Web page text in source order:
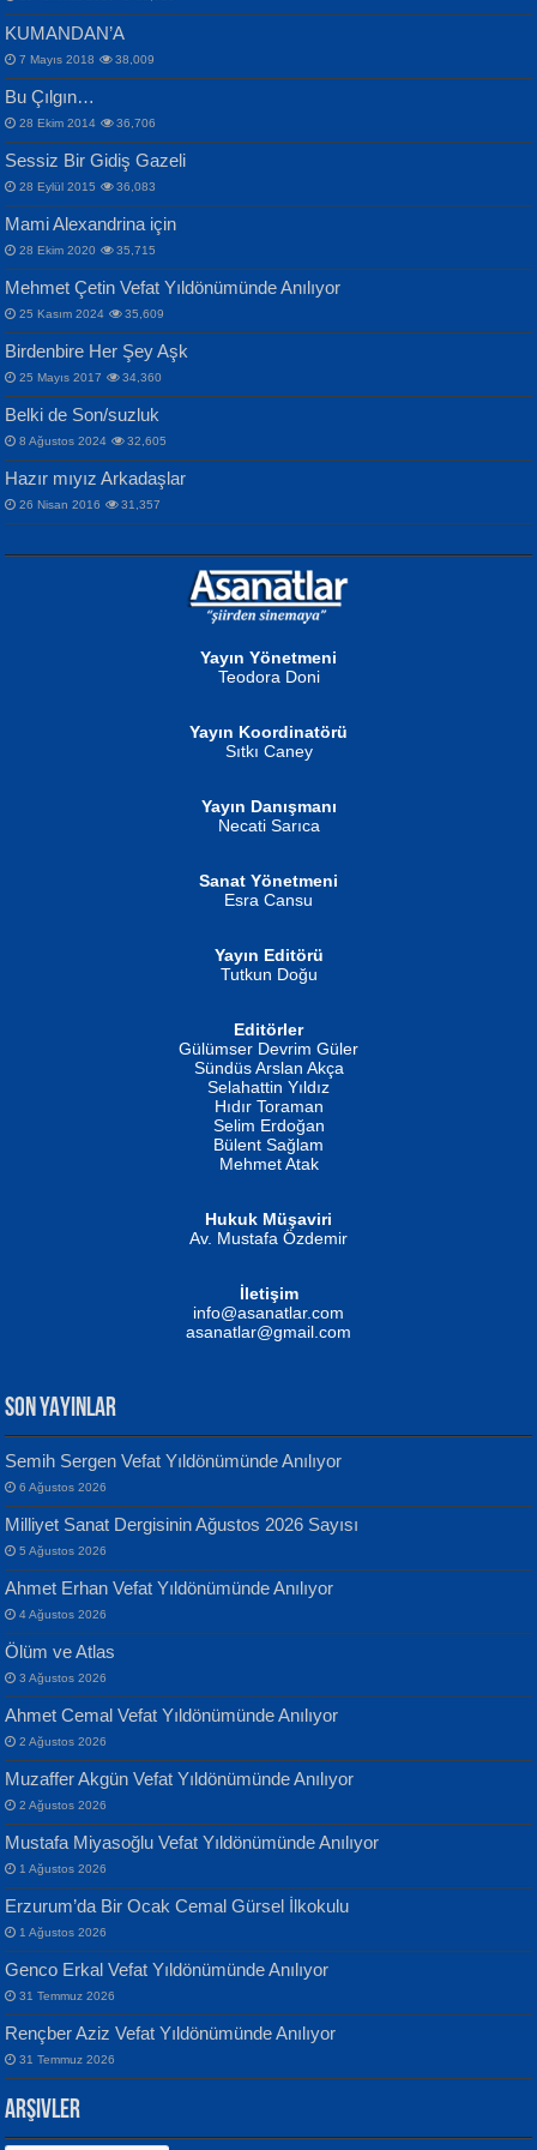
İPEK ACAR SERT
Gazze’nin Şecaati, Ümmetin İmtihanı...
MAHMUT GÜRBÜZ
İbrahim Olmak ve Bitirebilmek...
NURAN KÖSE BAYDAR
İSMAİL OKUTAN
Erkeklerin Kahrolması Ne Demektir
MUSTAFA KELOĞLU
Yarına İz Bırakmak...
ATİLLA ÖZEN
Sultan Olmadan Önce Eyüp...
EKREM KARABABA
Selahattin Yıldız
İdrakimle Üşürken...
Songül Özel
Mahzen...
Ben Deniz Değilim ki...
Evvel Zaman Tanrıçası...
Yılmaz Ekinci
Geceye Söylenen...
Banu Sancak
Defterimden İçeri...
İsmail Aydos
İnkisar...
ERDEM BAYAZIT
Sana, Bana, Vatanıma, Ülkemin
İnsanlarına Dair...
NAZIM HİKMET RAN
Bir Cezaevinde, Tecritteki Adamın
Mektupları...
KUMANDAN’A
7 Mayıs 2018 38,009
Bu Çılgın…
28 Ekim 2014 36,706
Sessiz Bir Gidiş Gazeli
28 Eylül 2015 36,083
Mami Alexandrina için
28 Ekim 2020 35,715
Mehmet Çetin Vefat Yıldönümünde Anılıyor
25 Kasım 2024 35,609
Birdenbire Her Şey Aşk
25 Mayıs 2017 34,360
Belki de Son/suzluk
8 Ağustos 2024 32,605
Hazır mıyız Arkadaşlar
26 Nisan 2016 31,357
Yayın Yönetmeni
Teodora Doni
Yayın Koordinatörü
Sıtkı Caney
Yayın Danışmanı
Necati Sarıca
Sanat Yönetmeni
Esra Cansu
Yayın Editörü
Tutkun Doğu
Editörler
Gülümser Devrim Güler
Sündüs Arslan Akça
Selahattin Yıldız
Hıdır Toraman
Selim Erdoğan
Bülent Sağlam
Mehmet Atak
Hukuk Müşaviri
Av. Mustafa Özdemir
İletişim
info@asanatlar.com
asanatlar@gmail.com
SON YAYINLAR
Semih Sergen Vefat Yıldönümünde Anılıyor
6 Ağustos 2026
Milliyet Sanat Dergisinin Ağustos 2026 Sayısı
5 Ağustos 2026
Ahmet Erhan Vefat Yıldönümünde Anılıyor
4 Ağustos 2026
Ölüm ve Atlas
3 Ağustos 2026
Ahmet Cemal Vefat Yıldönümünde Anılıyor
2 Ağustos 2026
Muzaffer Akgün Vefat Yıldönümünde Anılıyor
2 Ağustos 2026
Mustafa Miyasoğlu Vefat Yıldönümünde Anılıyor
1 Ağustos 2026
Erzurum’da Bir Ocak Cemal Gürsel İlkokulu
1 Ağustos 2026
Genco Erkal Vefat Yıldönümünde Anılıyor
31 Temmuz 2026
Rençber Aziz Vefat Yıldönümünde Anılıyor
31 Temmuz 2026
Arşivler